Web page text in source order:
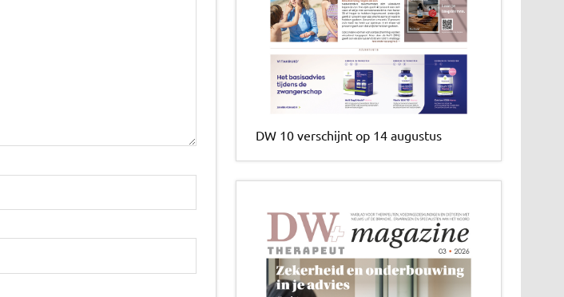
DW 10 verschijnt op 14 augustus